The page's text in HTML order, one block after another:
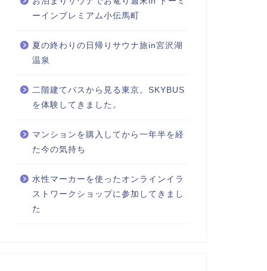
ーインプレミアム小伝馬町
夏の終わりの日帰りサウナ旅in宮沢湖
温泉
二階建てバスから見る東京。SKYBUS
を体験してきました。
マンションを購入してから一年半を経
た今の気持ち
水性マーカーを使ったオンラインイラ
ストワークショップに参加してきまし
た